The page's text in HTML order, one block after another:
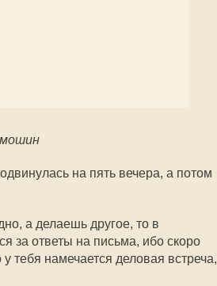
на пять вечера, а потом
а делаешь другое, то в
за ответы на письма, ибо скоро
тебя намечается деловая встреча,